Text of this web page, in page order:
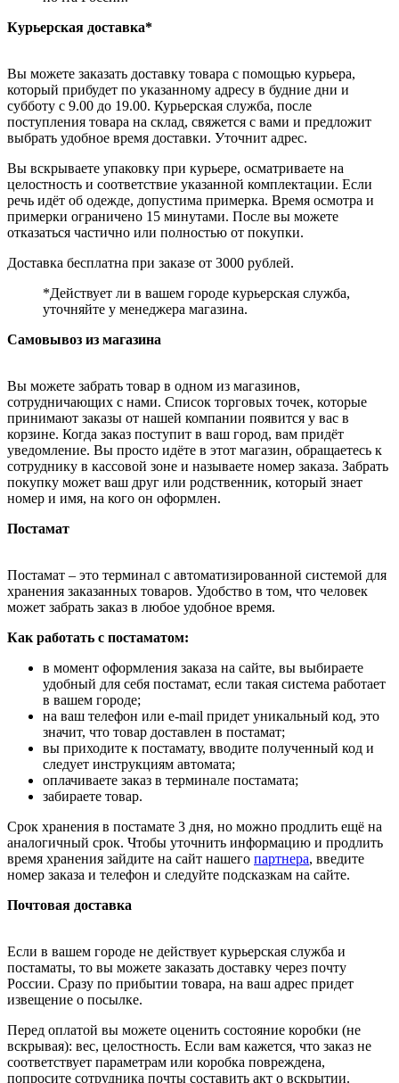
Курьерская доставка*
Вы можете заказать доставку товара с помощью курьера,
который прибудет по указанному адресу в будние дни и
субботу с 9.00 до 19.00. Курьерская служба, после
поступления товара на склад, свяжется с вами и предложит
выбрать удобное время доставки. Уточнит адрес.
Вы вскрываете упаковку при курьере, осматриваете на
целостность и соответствие указанной комплектации. Если
речь идёт об одежде, допустима примерка. Время осмотра и
примерки ограничено 15 минутами. После вы можете
отказаться частично или полностью от покупки.
Доставка бесплатна при заказе от 3000 рублей.
*Действует ли в вашем городе курьерская служба,
уточняйте у менеджера магазина.
Самовывоз из магазина
Вы можете забрать товар в одном из магазинов,
сотрудничающих с нами. Список торговых точек, которые
принимают заказы от нашей компании появится у вас в
корзине. Когда заказ поступит в ваш город, вам придёт
уведомление. Вы просто идёте в этот магазин, обращаетесь к
сотруднику в кассовой зоне и называете номер заказа. Забрать
покупку может ваш друг или родственник, который знает
номер и имя, на кого он оформлен.
Постамат
Постамат – это терминал с автоматизированной системой для
хранения заказанных товаров. Удобство в том, что человек
может забрать заказ в любое удобное время.
Как работать с постаматом:
в момент оформления заказа на сайте, вы выбираете
удобный для себя постамат, если такая система работает
в вашем городе;
на ваш телефон или e-mail придет уникальный код, это
значит, что товар доставлен в постамат;
вы приходите к постамату, вводите полученный код и
следует инструкциям автомата;
оплачиваете заказ в терминале постамата;
забираете товар.
Срок хранения в постамате 3 дня, но можно продлить ещё на
аналогичный срок. Чтобы уточнить информацию и продлить
время хранения зайдите на сайт нашего партнера, введите
номер заказа и телефон и следуйте подсказкам на сайте.
Почтовая доставка
Если в вашем городе не действует курьерская служба и
постаматы, то вы можете заказать доставку через почту
России. Сразу по прибытии товара, на ваш адрес придет
извещение о посылке.
Перед оплатой вы можете оценить состояние коробки (не
вскрывая): вес, целостность. Если вам кажется, что заказ не
соответствует параметрам или коробка повреждена,
попросите сотрудника почты составить акт о вскрытии.